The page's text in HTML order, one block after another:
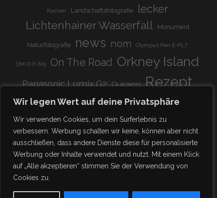
Wir legen Wert auf deine Privatsphäre
Wir verwenden Cookies, um dein Surferlebnis zu
verbessern. Werbung schalten wir keine, können aber nicht
ausschließen, dass andere Dienste diese für personalisierte
Werbung oder Inhalte verwendet und nutzt. Mit einem Klick
auf „Alle akzeptieren“ stimmen Sie der Verwendung von
Cookies zu.
Kuchen Landschaftsfotografie lecker
Lichtenhainer Wasserfall Monument
Naturfotografie news nom Olympus Pen E-PL7
OM-D E-M5 On The Road Orkney Island
Panasonic Lumix G2 Quiraing Rezept
Rundreise schnell & einfach Scotland
Stadion super lecker Systemkamera
vegetarisch Viadukt weitnau woooohoooo!!!!
zu Hause ♥